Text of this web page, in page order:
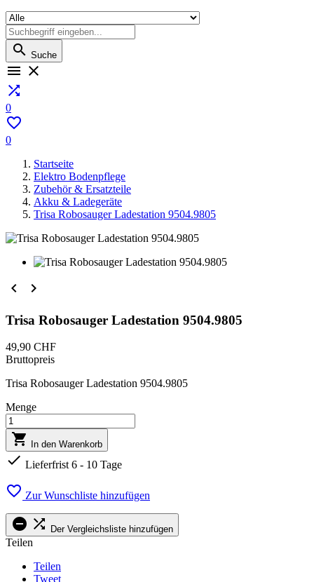
 Suche
 

0

0
Startseite
Elektro Bodenpflege
Zubehör & Ersatzteile
Akku & Ladegeräte
Trisa Robosauger Ladestation 9504.9805
 
Trisa Robosauger Ladestation 9504.9805
49,90 CHF
Bruttopreis
Trisa Robosauger Ladestation 9504.9805
Menge
 In den Warenkorb
 Lieferfrist 6 - 10 Tage
 Zur Wunschliste hinzufügen
  Der Vergleichsliste hinzufügen
Teilen
Teilen
Tweet